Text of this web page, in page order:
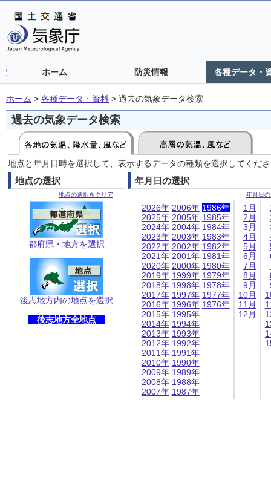
ホーム 防災情報 各種データ・
ホーム > 各種データ・資料 > 過去の気象データ検索
過去の気象データ検索
地点と年月日時を選択して、表示するデータの種類を選択してくだ
地点の選択
地点の選択をクリア
都府県・地方を選択
後志地方内の地点を選択
後志地方全地点
年月日の選択
年月日
2026年
2025年
2024年
2023年
2022年
2021年
2020年
2019年
2018年
2017年
2016年
2015年
2014年
2013年
2012年
2011年
2010年
2009年
2008年
2007年
2006年
2005年
2004年
2003年
2002年
2001年
2000年
1999年
1998年
1997年
1996年
1995年
1994年
1993年
1992年
1991年
1990年
1989年
1988年
1987年
1986年
1985年
1984年
1983年
1982年
1981年
1980年
1979年
1978年
1977年
1976年
1月
2月
3月
4月
5月
6月
7月
8月
9月
10月
11月
12月